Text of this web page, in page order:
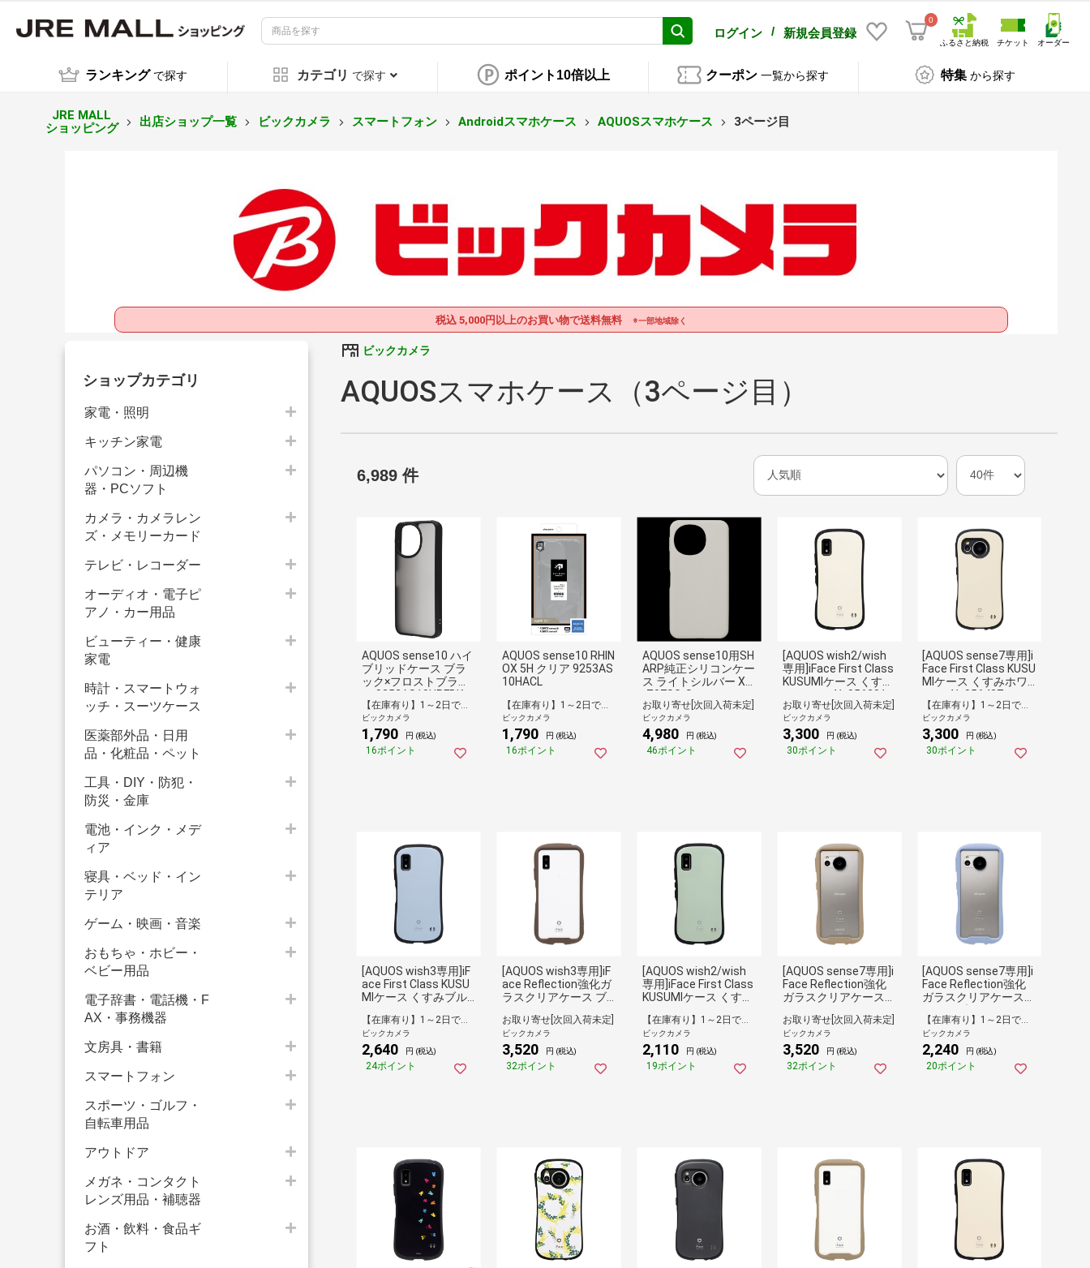
ログイン / 新規会員登録
0
ふるさと納税 チケット オーダー
ランキング で探す カテゴリ で探す ポイント10倍以上 クーポン 一覧から探す 特集 から探す
JRE MALL
ショッピング
出店ショップ一覧 ビックカメラ スマートフォン Androidスマホケース AQUOSスマホケース 3ページ目
税込 5,000円以上のお買い物で送料無料 ※一部地域除く
ショップカテゴリ
家電・照明
キッチン家電
パソコン・周辺機
器・PCソフト
カメラ・カメラレン
ズ・メモリーカード
テレビ・レコーダー
オーディオ・電子ピ
アノ・カー用品
ビューティー・健康
家電
時計・スマートウォ
ッチ・スーツケース
医薬部外品・日用
品・化粧品・ペット
工具・DIY・防犯・
防災・金庫
電池・インク・メデ
ィア
寝具・ベッド・イン
テリア
ゲーム・映画・音楽
おもちゃ・ホビー・
ベビー用品
電子辞書・電話機・F
AX・事務機器
文房具・書籍
スマートフォン
スポーツ・ゴルフ・
自転車用品
アウトドア
メガネ・コンタクト
レンズ用品・補聴器
お酒・飲料・食品ギ
フト
ビックカメラ
AQUOSスマホケース（3ページ目）
6,989 件
AQUOS sense10 ハイ
ブリッドケース ブラ
ック×フロストブラッ
ク 9252AS10HPFBK
ビックカメラ
1,790 円 (税込)
16ポイント
AQUOS sense10 RHIN
OX 5H クリア 9253AS
10HACL
【在庫有り】1～2日で出荷予定(日付指定可)
ビックカメラ
1,790 円 (税込)
16ポイント
AQUOS sense10用SH
ARP純正シリコンケー
ス ライトシルバー XN
-Z07SG-S
お取り寄せ[次回入荷未定]
ビックカメラ
4,980 円 (税込)
46ポイント
[AQUOS wish2/wish
専用]iFace First Class
KUSUMIケース くすみ
ホワイト 41-956281
お取り寄せ[次回入荷未定]
ビックカメラ
3,300 円 (税込)
30ポイント
[AQUOS sense7専用]i
Face First Class KUSU
MIケース くすみホワ
イト 41-956427
ビックカメラ
3,300 円 (税込)
30ポイント
[AQUOS wish3専用]iF
ace First Class KUSU
MIケース くすみブル
【在庫有り】1～2日で出荷予定(日付指定可)
ビックカメラ
2,640 円 (税込)
24ポイント
[AQUOS wish3専用]iF
ace Reflection強化ガ
ラスクリアケース ブ
お取り寄せ[次回入荷未定]
ビックカメラ
3,520 円 (税込)
32ポイント
[AQUOS wish2/wish
専用]iFace First Class
KUSUMIケース くすみ
【在庫有り】1～2日で出荷予定(日付指定可)
ビックカメラ
2,110 円 (税込)
19ポイント
[AQUOS sense7専用]i
Face Reflection強化
ガラスクリアケース
お取り寄せ[次回入荷未定]
ビックカメラ
3,520 円 (税込)
32ポイント
[AQUOS sense7専用]i
Face Reflection強化
ガラスクリアケース
65
【在庫有り】1～2日で出荷予定(日付指定可)
ビックカメラ
2,240 円 (税込)
20ポイント